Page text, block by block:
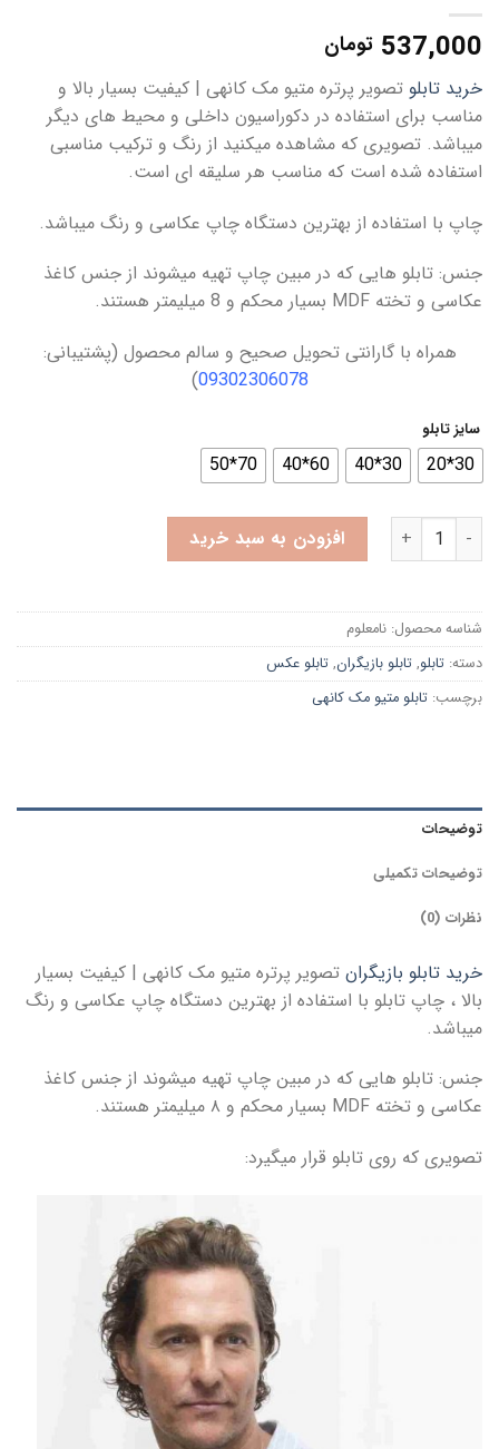
537,000 تومان
خرید تابلو تصویر پرتره متیو مک کانهی | کیفیت بسیار بالا و
مناسب برای استفاده در دکوراسیون داخلی و محیط های دیگر
میباشد. تصویری که مشاهده میکنید از رنگ و ترکیب مناسبی
استفاده شده است که مناسب هر سلیقه ای است.
چاپ با استفاده از بهترین دستگاه چاپ عکاسی و رنگ میباشد.
جنس: تابلو هایی که در مبین چاپ تهیه میشوند از جنس کاغذ
عکاسی و تخته MDF بسیار محکم و 8 میلیمتر هستند.
همراه با گارانتی تحویل صحیح و سالم محصول (پشتیبانی:
09302306078
)
سایز تابلو
30*20
30*40
60*40
70*50
تابلو بازیگران تصویر پرتره متیو مک کانهی | کیفیت بسیار بالا عدد
افزودن به سبد خرید
شناسه محصول: نامعلوم
دسته: تابلو, تابلو بازیگران, تابلو عکس
برچسب: تابلو متیو مک کانهی
توضیحات
توضیحات تکمیلی
نظرات (0)
خرید تابلو بازیگران تصویر پرتره متیو مک کانهی | کیفیت بسیار
بالا ، چاپ تابلو با استفاده از بهترین دستگاه چاپ عکاسی و رنگ
میباشد.
جنس: تابلو هایی که در مبین چاپ تهیه میشوند از جنس کاغذ
عکاسی و تخته MDF بسیار محکم و ۸ میلیمتر هستند.
تصویری که روی تابلو قرار میگیرد: